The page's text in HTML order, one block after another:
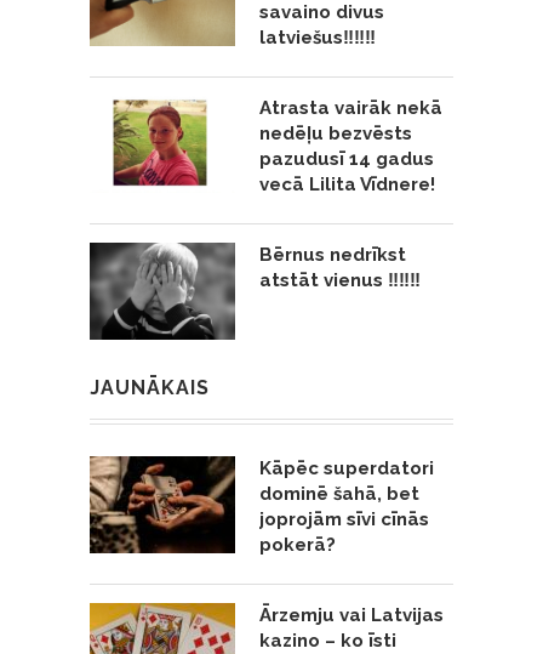
savaino divus
latviešus‼️‼️‼️
Atrasta vairāk nekā
nedēļu bezvēsts
pazudusī 14 gadus
vecā Lilita Vīdnere!
Bērnus nedrīkst
atstāt vienus ‼️‼️‼️
JAUNĀKAIS
Kāpēc superdatori
dominē šahā, bet
joprojām sīvi cīnās
pokerā?
Ārzemju vai Latvijas
kazino – ko īsti